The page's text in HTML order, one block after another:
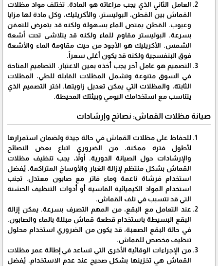
العامل الثاني الذي يجب مراعاته هو المادة. تختلف مواد مظلات
القماش بين القطن، البوليستر، والأكريليك، وكل مادة لها مزايا
وعيوب. القطن يمتص الماء بسهولة ولكنه قد يتعرض للتعفن
بسرعة. البوليستر مقاوم للماء ولكنه قد يتلاشى تحت أشعة
الشمس. الأكريليك هو الأجود من حيث مقاومة الماء والأشعة
فوق البنفسجية ولكنه قد يكون أغلى سعراً.
التصميم هو عامل آخر يجب أخذه بعين الاعتبار. التصاميم المتاحة
في السوق متنوعة وتشمل المظلات القابلة للطي، المظلات
الثابتة، والمظلات التي يمكن تعديل زاويتها. اختر التصميم الذي
يتناسب مع استخدامك اليومي وبيئتك المحيطة.
صيانة مظلات القماش: نصائح وإرشادات
للحفاظ على مظلات القماش في حالة جيدة ولضمان استمرارها
لأطول فترة ممكنة، من الضروري اتباع بعض النصائح
والإرشادات حول الصيانة الدورية. أولاً، يجب تنظيف مظلات
القماش بشكل منتظم لإزالة الغبار والأوساخ المتراكمة. يُفضل
استخدام فرشاة ناعمة وماء فاتر مع صابون معتدل. تجنب
استخدام المواد الكيميائية القاسية أو أدوات التنظيف الخشنة
التي قد تتسبب في تلف القماش.
عند التعامل مع البقع، من المهم التصرف بسرعة. يمكن إزالة
البقع البسيطة باستخدام قطعة قماش مبللة بالماء والصابون.
في حالة البقع الصعبة، قد يكون من الضروري استخدام محلول
تنظيف مخصص للقماش.
من الإجراءات الوقائية الأخرى التي تساعد في إطالة عمر مظلات
القماش هي تخزينها بشكل صحيح عند عدم الاستخدام. يُفضل